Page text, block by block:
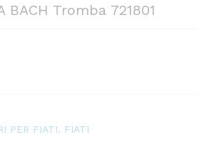
BACH Tromba 721801
PER FIATI FIATI